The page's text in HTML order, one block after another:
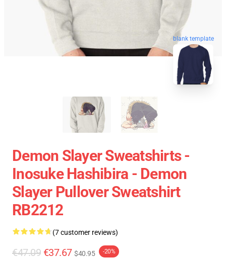
blank template
Demon Slayer Sweatshirts -
Inosuke Hashibira - Demon
Slayer Pullover Sweatshirt
RB2212
(7 customer reviews)
€47.09 €37.67 $40.95 -20%